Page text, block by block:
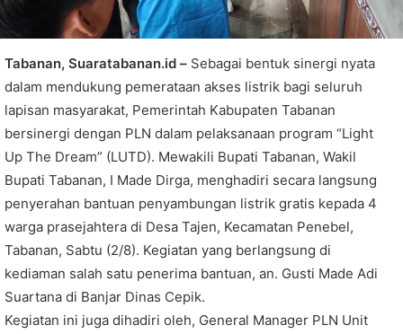
Tabanan, Suaratabanan.id – Sebagai bentuk sinergi nyata
dalam mendukung pemerataan akses listrik bagi seluruh
lapisan masyarakat, Pemerintah Kabupaten Tabanan
bersinergi dengan PLN dalam pelaksanaan program “Light
Up The Dream” (LUTD). Mewakili Bupati Tabanan, Wakil
Bupati Tabanan, I Made Dirga, menghadiri secara langsung
penyerahan bantuan penyambungan listrik gratis kepada 4
warga prasejahtera di Desa Tajen, Kecamatan Penebel,
Tabanan, Sabtu (2/8). Kegiatan yang berlangsung di
kediaman salah satu penerima bantuan, an. Gusti Made Adi
Suartana di Banjar Dinas Cepik.
Kegiatan ini juga dihadiri oleh, General Manager PLN Unit